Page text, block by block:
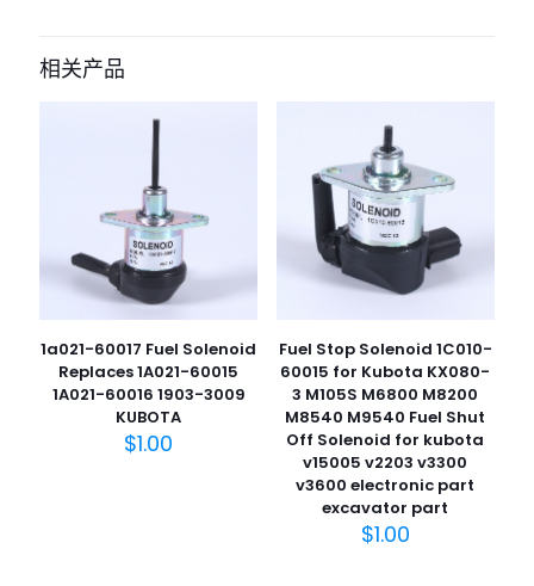
相关产品
1a021-60017 Fuel Solenoid
Replaces 1A021-60015
1A021-60016 1903-3009
KUBOTA
$1.00
Fuel Stop Solenoid 1C010-
60015 for Kubota KX080-
3 M105S M6800 M8200
M8540 M9540 Fuel Shut
Off Solenoid for kubota
v15005 v2203 v3300
v3600 electronic part
excavator part
$1.00